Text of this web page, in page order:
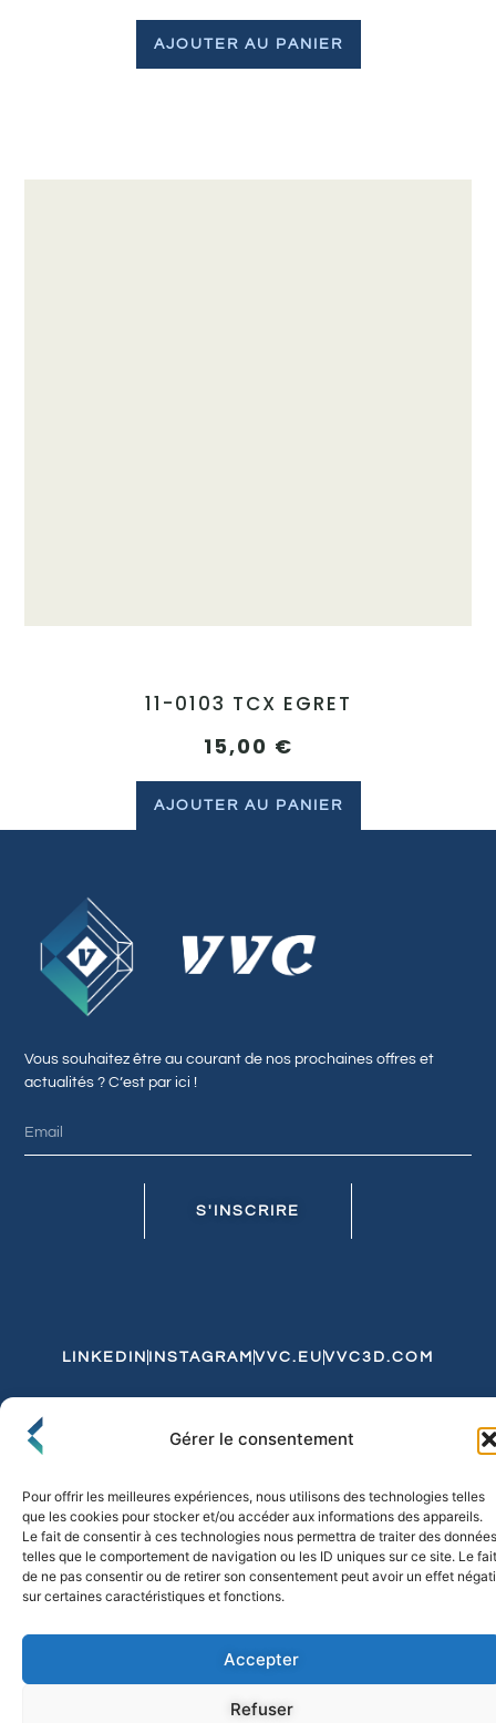
Gérer le consentement
Pour offrir les meilleures expériences, nous utilisons des technologies telles
que les cookies pour stocker et/ou accéder aux informations des appareils.
Le fait de consentir à ces technologies nous permettra de traiter des données
telles que le comportement de navigation ou les ID uniques sur ce site. Le fait
de ne pas consentir ou de retirer son consentement peut avoir un effet
sur certaines caractéristiques et fonctions.
Accepter
Refuser
AJOUTER AU PANIER
11-0103 TCX EGRET
15,00 €
AJOUTER AU PANIER
Vous souhaitez être au courant de nos prochaines offres et
actualités ? C’est par ici !
S'INSCRIRE
LINKEDIN INSTAGRAM VVC.EU VVC3D.COM
Politique de Confidentialité et de CookiesExpédition et Livraison
© 2026 FLO & CO. All Rights Reserved